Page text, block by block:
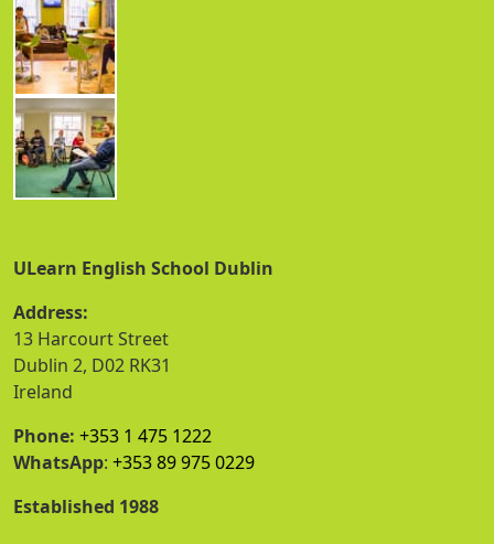
ULearn English School Dublin
Address:
13 Harcourt Street
Dublin 2, D02 RK31
Ireland
Phone: +353 1 475 1222
WhatsApp: +353 89 975 0229
Established 1988